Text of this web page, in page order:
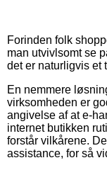
Forinden folk
man utvivlsomt se
det er naturligvis et
En nemmere
virksomheden er
angivelse af at e-
internet butikken
forstår vilkårene.
assistance, for så